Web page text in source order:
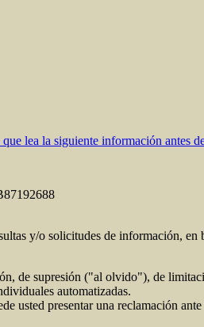
lea la siguiente información antes
y/o solicitudes de información,
de supresión ("al olvido"), de
automatizadas.
usted presentar una reclamación ante